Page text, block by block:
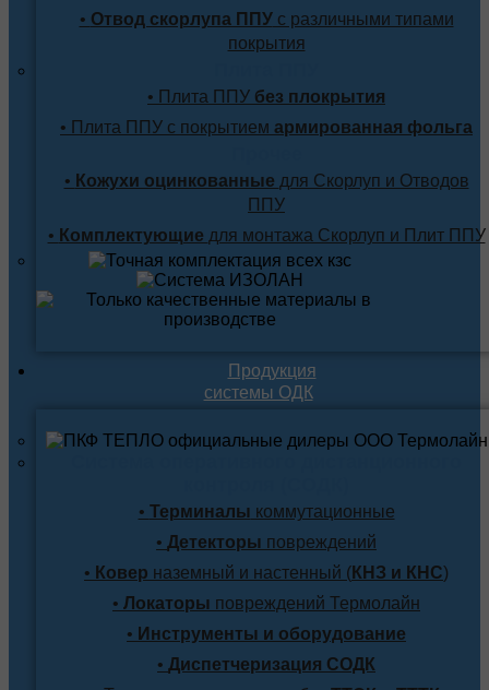
• Отвод скорлупа ППУс различными типами
покрытия
• Плита ППУ без плокрытия
• Плита ППУ с покрытием армированная фольга
• Кожухи оцинкованные для Скорлуп и Отводов
ППУ
• Комплектующие для монтажа Скорлуп и Плит ППУ
Продукция
системы ОДК
• Терминалы коммутационные
• Детекторы повреждений
• Ковер наземный и настенный (КНЗ и КНС)
• Локаторы повреждений Термолайн
• Инструменты и оборудование
• Диспетчеризация СОДК